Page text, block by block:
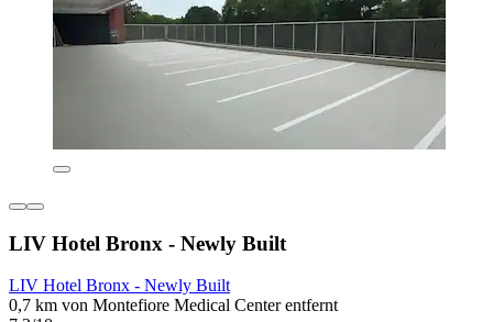
LIV Hotel Bronx - Newly Built
LIV Hotel Bronx - Newly Built
0,7 km von Montefiore Medical Center entfernt